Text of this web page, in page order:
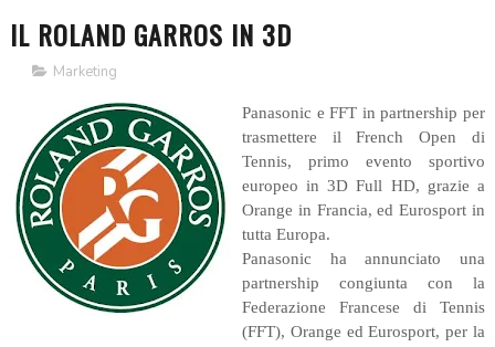
IL ROLAND GARROS IN 3D
Marketing
Panasonic e FFT in partnership per
trasmettere il French Open di
Tennis, primo evento sportivo
europeo in 3D Full HD, grazie a
Orange in Francia, ed Eurosport in
tutta Europa.
Panasonic ha annunciato una
partnership congiunta con la
Federazione Francese di Tennis
(FFT), Orange ed Eurosport, per la